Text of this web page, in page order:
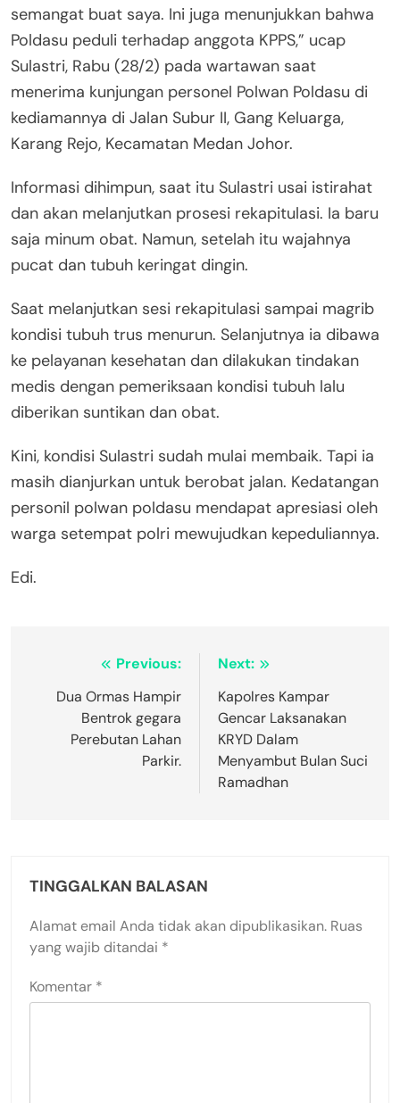
semangat buat saya. Ini juga menunjukkan bahwa
Poldasu peduli terhadap anggota KPPS,” ucap
Sulastri, Rabu (28/2) pada wartawan saat
menerima kunjungan personel Polwan Poldasu di
kediamannya di Jalan Subur II, Gang Keluarga,
Karang Rejo, Kecamatan Medan Johor.
Informasi dihimpun, saat itu Sulastri usai istirahat
dan akan melanjutkan prosesi rekapitulasi. Ia baru
saja minum obat. Namun, setelah itu wajahnya
pucat dan tubuh keringat dingin.
Saat melanjutkan sesi rekapitulasi sampai magrib
kondisi tubuh trus menurun. Selanjutnya ia dibawa
ke pelayanan kesehatan dan dilakukan tindakan
medis dengan pemeriksaan kondisi tubuh lalu
diberikan suntikan dan obat.
Kini, kondisi Sulastri sudah mulai membaik. Tapi ia
masih dianjurkan untuk berobat jalan. Kedatangan
personil polwan poldasu mendapat apresiasi oleh
warga setempat polri mewujudkan kepeduliannya.
Edi.
Navigasi
pos
Previous:
Dua Ormas Hampir
Bentrok gegara
Perebutan Lahan
Parkir.
Next:
Kapolres Kampar
Gencar Laksanakan
KRYD Dalam
Menyambut Bulan Suci
Ramadhan
TINGGALKAN BALASAN
Alamat email Anda tidak akan dipublikasikan. Ruas
yang wajib ditandai *
Komentar *